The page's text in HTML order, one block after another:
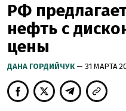
РФ
нефть с
цены
ДАНА ГОРДИЙЧУК — 31 МАРТА